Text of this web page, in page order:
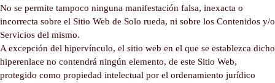
No se permite tampoco ninguna manifestación falsa, inexacta o
incorrecta sobre el Sitio Web de Solo rueda, ni sobre los Contenidos y/o
Servicios del mismo.
A excepción del hipervínculo, el sitio web en el que se establezca dicho
hiperenlace no contendrá ningún elemento, de este Sitio Web,
protegido como propiedad intelectual por el ordenamiento jurídico